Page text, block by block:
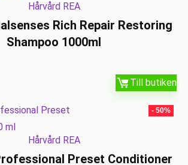
Hårvård REA
Rich Repair Restoring
Shampoo 1000ml
Till butiken
- 50%
Hårvård REA
Preset Conditioner